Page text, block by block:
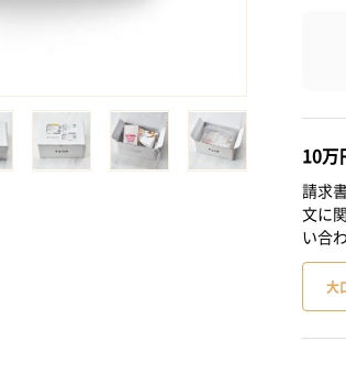
10万
請求
文に
い合
大